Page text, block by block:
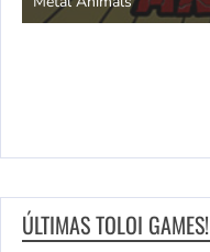
ÚLTIMAS TOLOI GAMES!